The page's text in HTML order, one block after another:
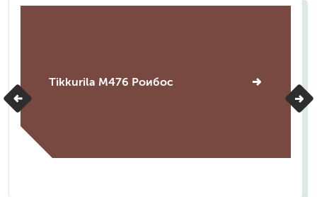
Tikkurila M476 Роибос